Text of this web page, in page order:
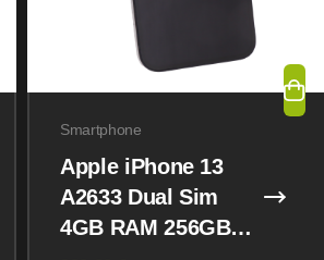
Smartphone
Apple iPhone 13
A2633 Dual Sim
4GB RAM 256GB